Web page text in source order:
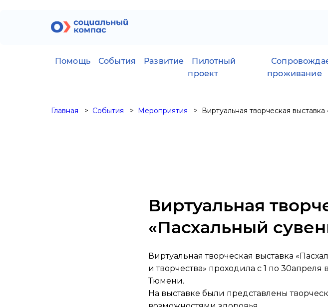
Помощь События Развитие
Пилотный
проект
проживание
Главная События Мероприятия Виртуальная творческая
Виртуальная
«Пасхальный
Виртуальная творческая выставка
и творчества» проходила с 1 по
Тюмени.
На выставке были представлены